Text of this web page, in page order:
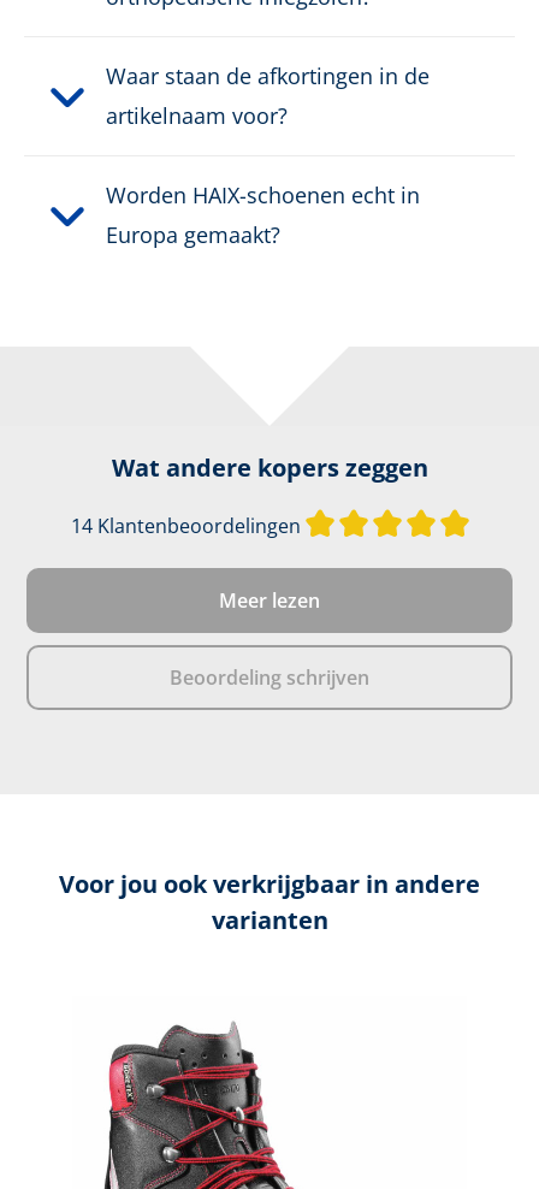
Waar staan de afkortingen in de
artikelnaam voor?
Worden HAIX-schoenen echt in
Europa gemaakt?
Wat andere kopers zeggen
14 Klantenbeoordelingen
Meer lezen
Beoordeling schrijven
Voor jou ook verkrijgbaar in andere
varianten